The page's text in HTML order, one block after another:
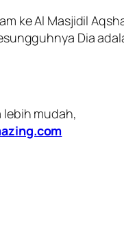
ke Al Masjidil
Dia
mudah,